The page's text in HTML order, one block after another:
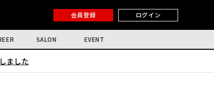
会員登録 ログイン
SALON EVENT
ました